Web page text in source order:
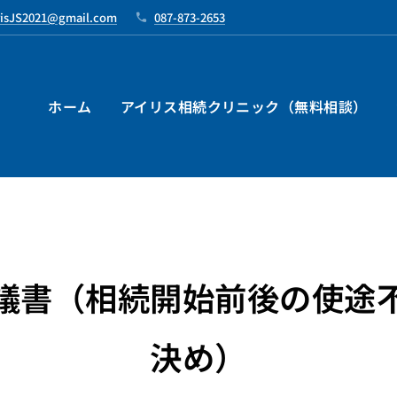
087-873-2653
ホーム アイリス相続クリニック（無料相談）
書（相続開始前後の使途
決め）